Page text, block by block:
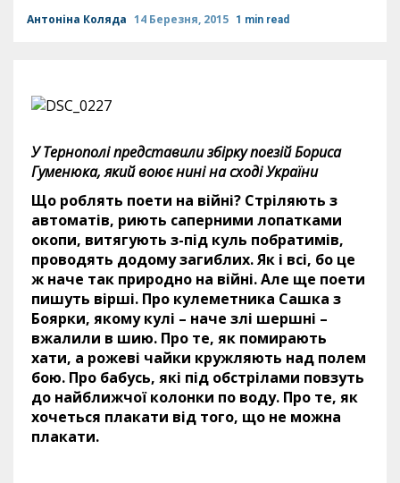
Антоніна Коляда 14 Березня, 2015 1 min read
У Тернополі представили збірку поезій Бориса
Гуменюка, який воює нині на сході України
Що роблять поети на війні? Стріляють з
автоматів, риють саперними лопатками
окопи, витягують з-під куль побратимів,
проводять додому загиблих. Як і всі, бо це
ж наче так природно на війні. Але ще поети
пишуть вірші. Про кулеметника Сашка з
Боярки, якому кулі – наче злі шершні –
вжалили в шию. Про те, як помирають
хати, а рожеві чайки кружляють над полем
бою. Про бабусь, які під обстрілами повзуть
до найближчої колонки по воду. Про те, як
хочеться плакати від того, що не можна
плакати.